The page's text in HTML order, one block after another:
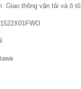
Giao thông vận tải và ô tô